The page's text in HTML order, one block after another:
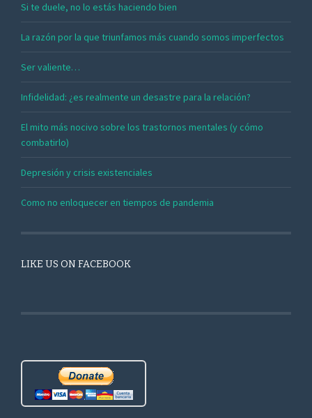
Si te duele, no lo estás haciendo bien
La razón por la que triunfamos más cuando somos imperfectos
Ser valiente…
Infidelidad: ¿es realmente un desastre para la relación?
El mito más nocivo sobre los trastornos mentales (y cómo
combatirlo)
Depresión y crisis existenciales
Como no enloquecer en tiempos de pandemia
LIKE US ON FACEBOOK